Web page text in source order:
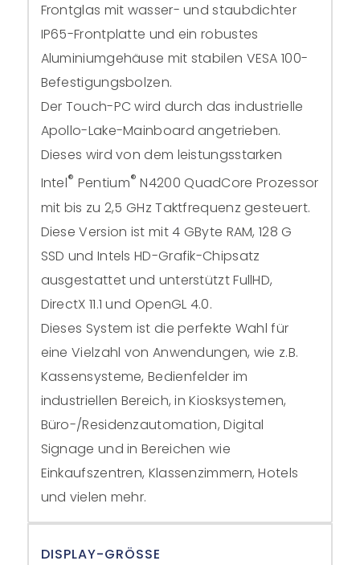
Frontglas mit wasser- und staubdichter
IP65-Frontplatte und ein robustes
Aluminiumgehäuse mit stabilen VESA 100-
Befestigungsbolzen.
Der Touch-PC wird durch das industrielle
Apollo-Lake-Mainboard angetrieben.
Dieses wird von dem leistungsstarken
Intel® Pentium® N4200 QuadCore Prozessor
mit bis zu 2,5 GHz Taktfrequenz gesteuert.
Diese Version ist mit 4 GByte RAM, 128 G
SSD und Intels HD-Grafik-Chipsatz
ausgestattet und unterstützt FullHD,
DirectX 11.1 und OpenGL 4.0.
Dieses System ist die perfekte Wahl für
eine Vielzahl von Anwendungen, wie z.B.
Kassensysteme, Bedienfelder im
industriellen Bereich, in Kiosksystemen,
Büro-/Residenzautomation, Digital
Signage und in Bereichen wie
Einkaufszentren, Klassenzimmern, Hotels
und vielen mehr.
DISPLAY-GRÖSSE